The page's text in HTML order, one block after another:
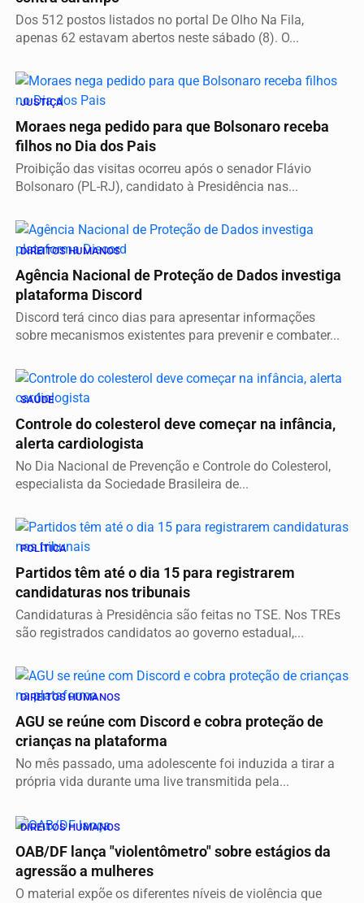
Dos 512 postos listados no portal De Olho Na Fila,
apenas 62 estavam abertos neste sábado (8). O...
JUSTIÇA
Moraes nega pedido para que Bolsonaro receba
filhos no Dia dos Pais
Proibição das visitas ocorreu após o senador Flávio
Bolsonaro (PL-RJ), candidato à Presidência nas...
DIREITOS HUMANOS
Agência Nacional de Proteção de Dados investiga
plataforma Discord
Discord terá cinco dias para apresentar informações
sobre mecanismos existentes para prevenir e combater...
SAÚDE
Controle do colesterol deve começar na infância,
alerta cardiologista
No Dia Nacional de Prevenção e Controle do Colesterol,
especialista da Sociedade Brasileira de...
POLÍTICA
Partidos têm até o dia 15 para registrarem
candidaturas nos tribunais
Candidaturas à Presidência são feitas no TSE. Nos TREs
são registrados candidatos ao governo estadual,...
DIREITOS HUMANOS
AGU se reúne com Discord e cobra proteção de
crianças na plataforma
No mês passado, uma adolescente foi induzida a tirar a
própria vida durante uma live transmitida pela...
DIREITOS HUMANOS
OAB/DF lança "violentômetro" sobre estágios da
agressão a mulheres
O material expõe os diferentes níveis de violência que